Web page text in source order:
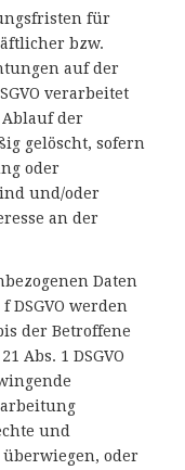
für
bzw.
auf der
verarbeitet
der
gelöscht, sofern
oder
und/oder
an der
Daten
DSGVO werden
der Betroffene
Abs. 1 DSGVO
und
oder